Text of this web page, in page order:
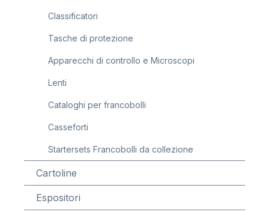
Classificatori
Tasche di protezione
Apparecchi di controllo e Microscopi
Lenti
Cataloghi per francobolli
Casseforti
Startersets Francobolli da collezione
Cartoline
Espositori